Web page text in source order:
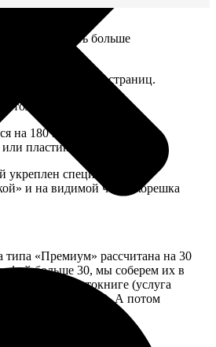
размер чуть больше
от 20 до 100 страниц.
толщина 1 мм.
на 180 градусов, развороты
пластиком.
укреплен специальным
и на видимой части корешка
типа «Премиум» рассчитана на 30
больше 30, мы соберем их в
в фотокниге (услуга
прежней). А потом
развороты.